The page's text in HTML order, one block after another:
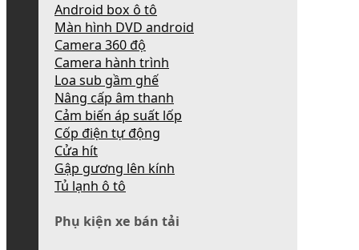
Android box ô tô
Màn hình DVD android
Camera 360 độ
Camera hành trình
Loa sub gầm ghế
Nâng cấp âm thanh
Cảm biến áp suất lốp
Cốp điện tự động
Cửa hít
Gập gương lên kính
Tủ lạnh ô tô
Phụ kiện xe bán tải